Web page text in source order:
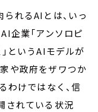
れるAIとは、いっ
企業「アンソロピ
というAIモデルが
や政府をザワつか
わけではなく、信
されている状況